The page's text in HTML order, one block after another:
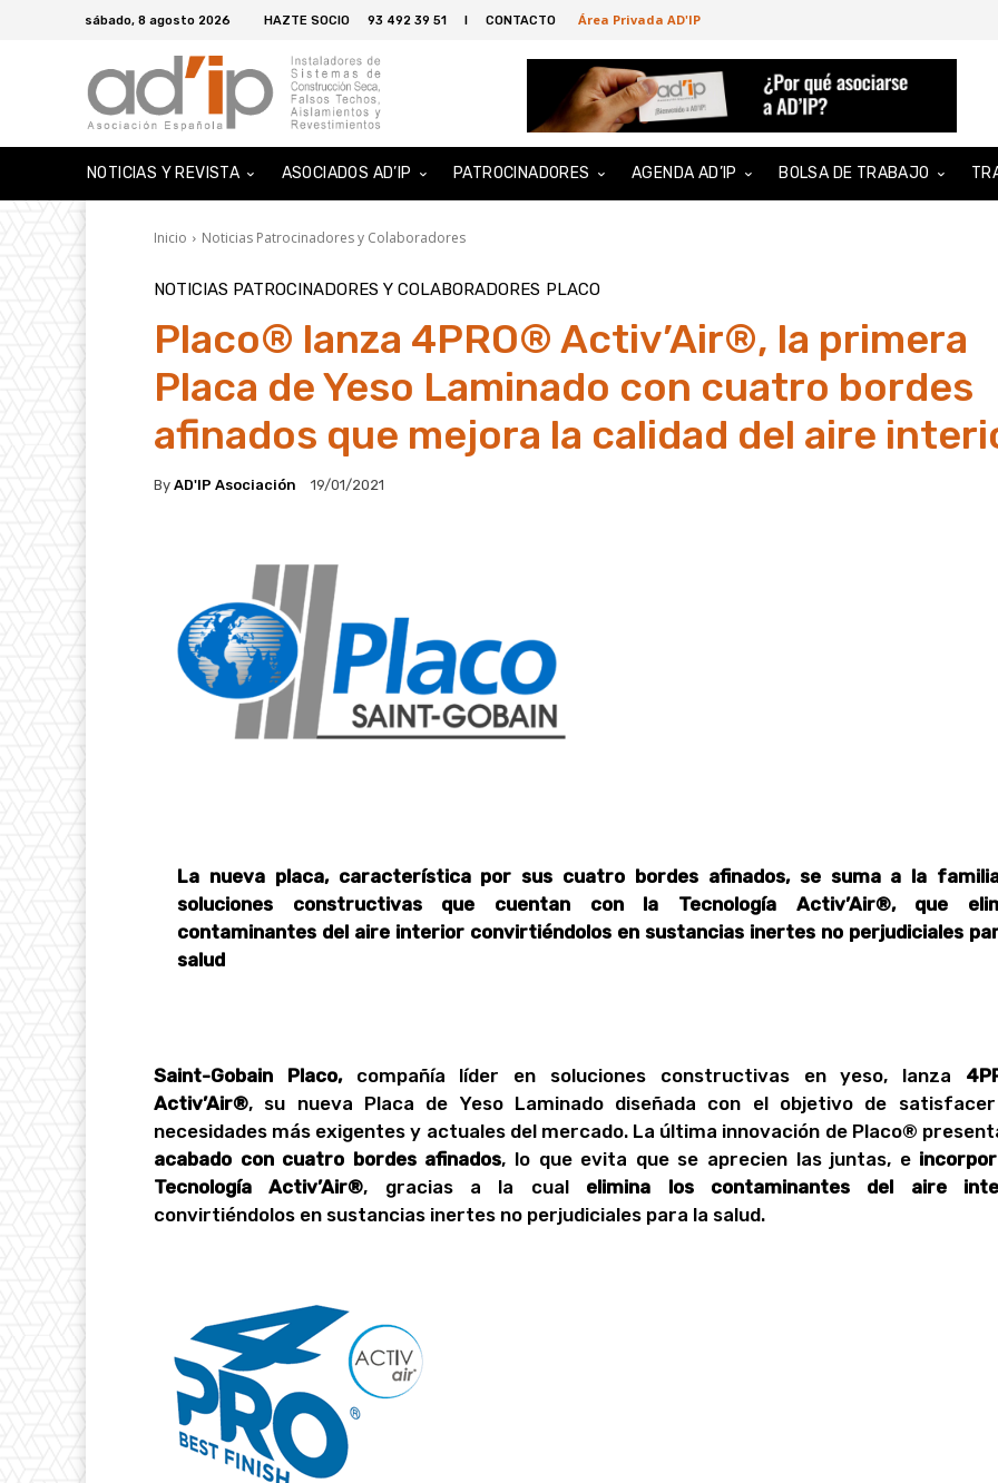
sábado, 8 agosto 2026 HAZTE SOCIO 93 492 39 51 I CONTACTO Área Privada AD'IP
NOTICIAS Y REVISTA ASOCIADOS AD’IP PATROCINADORES AGENDA AD’IP BOLSA DE TRABAJO
Inicio Noticias Patrocinadores y Colaboradores
NOTICIAS PATROCINADORES Y COLABORADORES PLACO
Placo® lanza 4PRO® Activ’Air®, la primera
Placa de Yeso Laminado con cuatro bordes
afinados que mejora la calidad del aire
By AD'IP Asociación 19/01/2021
La nueva placa, característica por sus cuatro bordes afinados, se suma a la
soluciones constructivas que cuentan con la Tecnología Activ’Air®, que
contaminantes del aire interior convirtiéndolos en sustancias inertes no perjudiciales
salud
Saint-Gobain Placo, compañía líder en soluciones constructivas en yeso, lanza
Activ’Air®, su nueva Placa de Yeso Laminado diseñada con el objetivo de
necesidades más exigentes y actuales del mercado. La última innovación de Placo®
acabado con cuatro bordes afinados, lo que evita que se aprecien las juntas, e
Tecnología Activ’Air®, gracias a la cual elimina los contaminantes del aire
convirtiéndolos en sustancias inertes no perjudiciales para la salud.